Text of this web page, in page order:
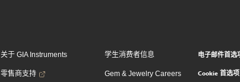
关于 GIA Instruments
零售商支持
学生消费者信息
Gem & Jewelry Careers
电子邮件首选
Cookie 首选项